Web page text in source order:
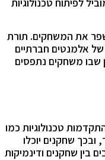
את המשחקים. תורת
אלמנטים חברתיים
שבו משחקים נתפסים
טכנולוגיות כמו
ובכך שחקנים יוכלו
בין שחקנים ודינמיקות